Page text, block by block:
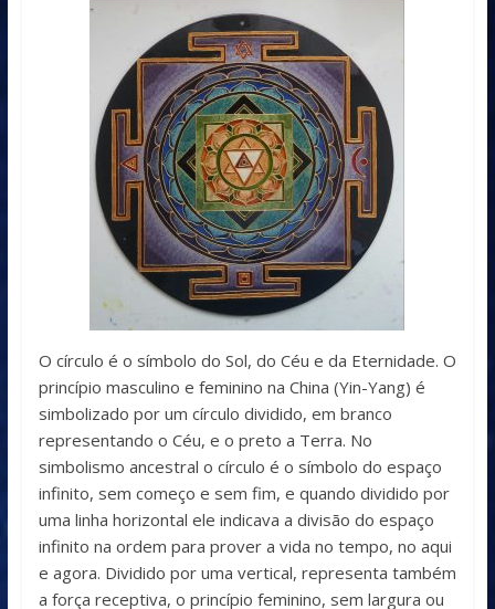
O círculo é o símbolo do Sol, do Céu e da Eternidade. O
princípio masculino e feminino na China (Yin-Yang) é
simbolizado por um círculo dividido, em branco
representando o Céu, e o preto a Terra. No
simbolismo ancestral o círculo é o símbolo do espaço
infinito, sem começo e sem fim, e quando dividido por
uma linha horizontal ele indicava a divisão do espaço
infinito na ordem para prover a vida no tempo, no aqui
e agora. Dividido por uma vertical, representa também
a força receptiva, o princípio feminino, sem largura ou